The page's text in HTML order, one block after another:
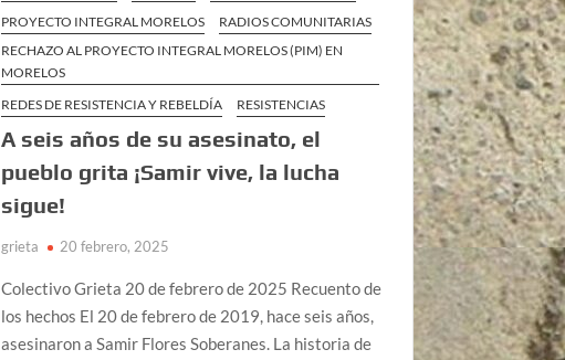
PROYECTO INTEGRAL MORELOS
RADIOS COMUNITARIAS
RECHAZO AL PROYECTO INTEGRAL MORELOS (PIM) EN
MORELOS
REDES DE RESISTENCIA Y REBELDÍA
RESISTENCIAS
A seis años de su asesinato, el
pueblo grita ¡Samir vive, la lucha
sigue!
grieta 20 febrero, 2025
Colectivo Grieta 20 de febrero de 2025 Recuento de
los hechos El 20 de febrero de 2019, hace seis años,
asesinaron a Samir Flores Soberanes. La historia de